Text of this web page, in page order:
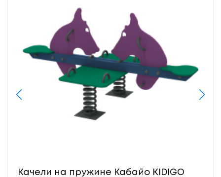
Качели на пружине Кабайо KIDIGO